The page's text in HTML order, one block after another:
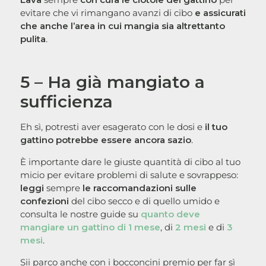
evitare che vi rimangano avanzi di cibo e assicurati
che anche l’area in cui mangia sia altrettanto
pulita.
5 – Ha già mangiato a
sufficienza
Eh sì, potresti aver esagerato con le dosi e il tuo
gattino potrebbe essere ancora sazio.
È importante dare le giuste quantità di cibo al tuo
micio per evitare problemi di salute e sovrappeso:
leggi sempre le raccomandazioni sulle
confezioni del cibo secco e di quello umido e
consulta le nostre guide su quanto deve
mangiare un gattino di 1 mese, di 2 mesi e di 3
mesi.
Sii parco anche con i bocconcini premio per far sì